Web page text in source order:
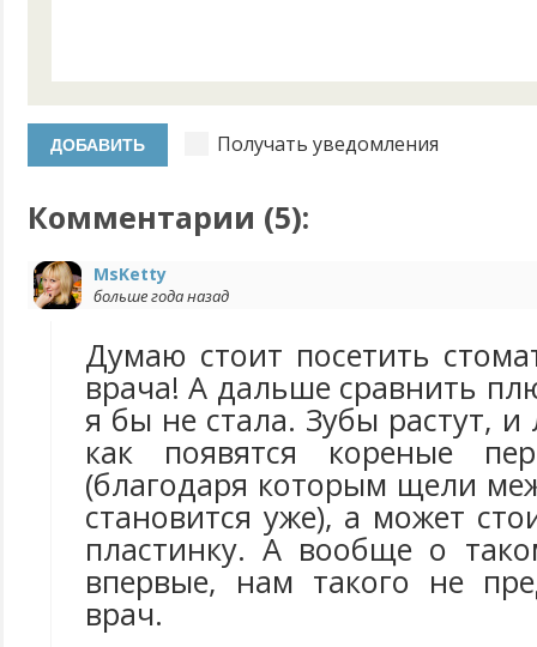
Получать уведомления
Комментарии (5):
MsKetty
больше года назад
Думаю стоит посетить
врача! А дальше сравнить
я бы не стала. Зубы растут,
как появятся кореные
(благодаря которым щели
становится уже), а может
пластинку. А вообще о
впервые, нам такого не
врач.